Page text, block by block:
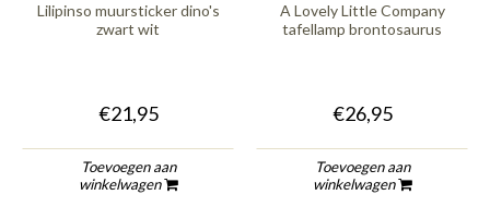
Lilipinso muursticker dino's
zwart wit
€21,95
Toevoegen aan
winkelwagen
A Lovely Little Company
tafellamp brontosaurus
€26,95
Toevoegen aan
winkelwagen